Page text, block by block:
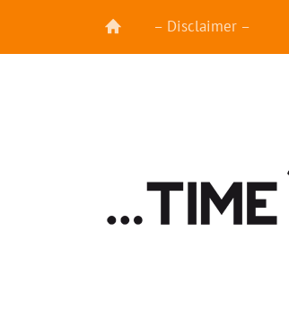
– Disclaimer –